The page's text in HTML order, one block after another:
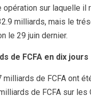
opération sur laquelle
milliards, mais le
le 29 juin dernier.
de FCFA en dix jours
milliards de FCFA ont
de FCFA sur